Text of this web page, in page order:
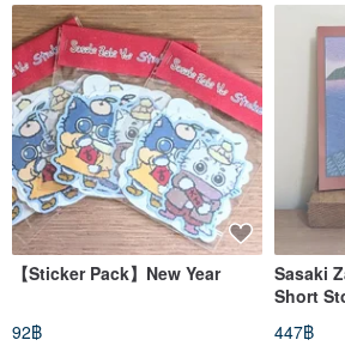
【Sticker Pack】New Year
92฿
Sasaki
Short
only we
447฿